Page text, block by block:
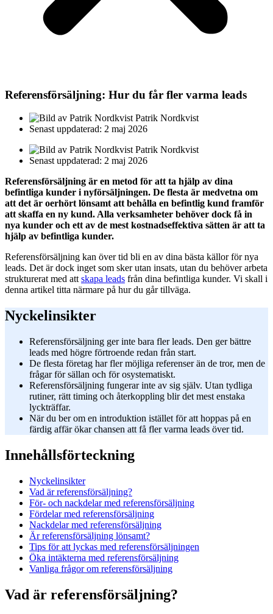
Referensförsäljning: Hur du får fler varma leads
Patrik Nordkvist
Senast uppdaterad: 2 maj 2026
Patrik Nordkvist
Senast uppdaterad: 2 maj 2026
Referensförsäljning är en metod för att ta hjälp av dina
befintliga kunder i nyförsäljningen. De flesta är medvetna om
att det är oerhört lönsamt att behålla en befintlig kund framför
att skaffa en ny kund. Alla verksamheter behöver dock få in
nya kunder och ett av de mest kostnadseffektiva sätten är att ta
hjälp av befintliga kunder.
Referensförsäljning kan över tid bli en av dina bästa källor för nya
leads. Det är dock inget som sker utan insats, utan du behöver arbeta
strukturerat med attskapa leads från dina befintliga kunder. Vi skall i
denna artikel titta närmare på hur du går tillväga.
Nyckelinsikter
Referensförsäljning ger inte bara fler leads. Den ger bättre
leads med högre förtroende redan från start.
De flesta företag har fler möjliga referenser än de tror, men de
frågar för sällan och för osystematiskt.
Referensförsäljning fungerar inte av sig själv. Utan tydliga
rutiner, rätt timing och återkoppling blir det mest enstaka
lyckträffar.
När du ber om en introduktion istället för att hoppas på en
färdig affär ökar chansen att få fler varma leads över tid.
Innehållsförteckning
Nyckelinsikter
Vad är referensförsäljning?
För- och nackdelar med referensförsäljning
Fördelar med referensförsäljning
Nackdelar med referensförsäljning
Är referensförsäljning lönsamt?
Tips för att lyckas med referensförsäljningen
Öka intäkterna med referensförsäljning
Vanliga frågor om referensförsäljning
Vad är referensförsäljning?